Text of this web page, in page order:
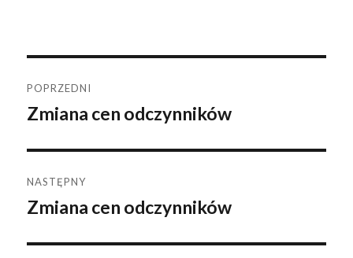
Nawigacja
wpisu
POPRZEDNI
Poprzedni
Zmiana cen odczynników
NASTĘPNY
Następny
Zmiana cen odczynników